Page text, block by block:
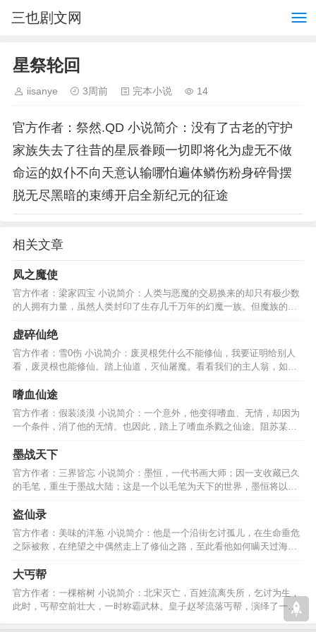
三也剧文网
星祭轮回
iisanye 3周前 完本小说 14
官方作者：祭然.QD 小说简介：没有了古老的守护
家族失去了往昔的星辰眷顾一切即将化为虚无不做
命运的奴仆不向天意认输哪怕遍体鳞伤粉身碎骨摆
脱无尽黑暗的束缚开启全新纪元的征途
相关文章
凤之魔使
官方作者：梁家四宝 小说简介：人类与恶魔的交易换来的却只有极少数
的人拥有力量，虽然人类封印了生存几千万年的幻魔一族。但魔族的怨
恨却还没有熄灭……………
虚碎仙绝
官方作者：雪0伤 小说简介：废灵根凭什么不能修仙，我要证明给别人
看，废灵根也能修仙。踏上仙道，灭仙屠魔。看看我们的主人翁，如何
证明给别人看、、、、、…
嗜血仙途
官方作者：假装淡漠 小说简介：一个意外，他变得嗜血、无情，却因为
一个条件，消了他的无情。也因此，踏上了嗜血杀戮之仙途。阻苏某
者，杀！不顺眼者，杀！…
墨战天下
官方作者：三界皆忘 小说简介：墨恒，一代书画大师；因一支收藏已久
的毛笔，重生于墨战大陆；这是一个以毛笔为天下的世界，墨恒将以一
支毛笔创造一段神话。…
盗仙录
官方作者：美味的洋葱 小说简介：他是一个沿街乞讨孤儿，在生命垂危
之际被救，在绝望之中偶然走上了修仙之路，至此看他如何瞒天过海，
欺神盗仙，叱咤苍穹。…
大丐帮
官方作者：一棵榕树 小说简介：北宋灭亡，百姓流离失所，乞讨为生，
此时，丐帮空前壮大，一时称霸武林。皇子赵琴流落丐帮，演绎了一场